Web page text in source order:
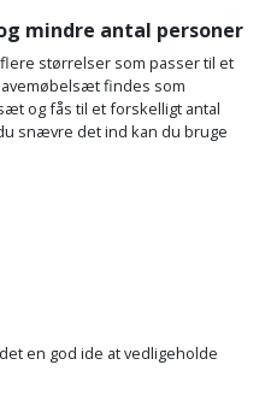
mindre antal personer
størrelser som passer til et
findes som
og fås til et forskelligt antal
snævre det ind kan du bruge
en god ide at vedligeholde